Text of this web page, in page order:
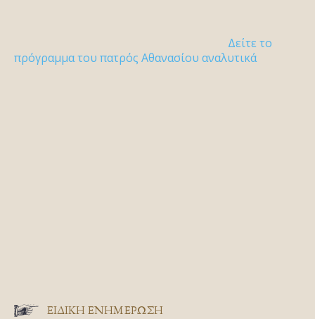
Δείτε το
πρόγραμμα του πατρός Αθανασίου αναλυτικά
ΕΙΔΙΚΉ ΕΝΗΜΈΡΩΣΗ